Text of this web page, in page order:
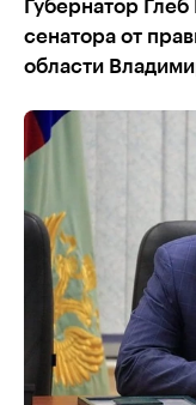
Губернатор
сенатора от
области